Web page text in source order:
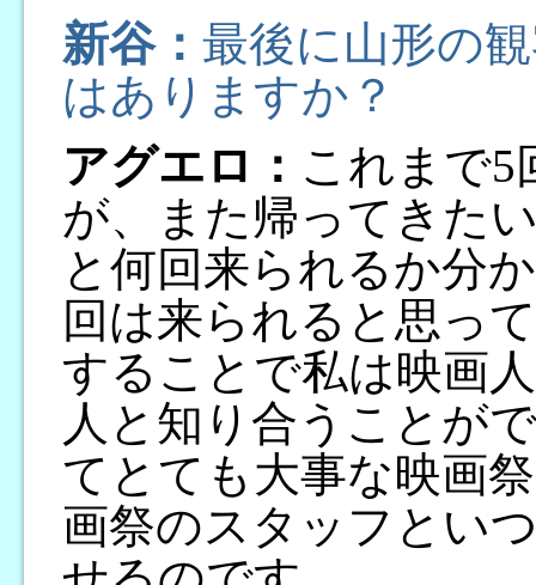
新谷： 最後に山形の
はありますか？
アグエロ： これまで5
が、また帰ってきた
と何回来られるか分
回は来られると思っ
することで私は映画
人と知り合うことが
てとても大事な映画
画祭のスタッフとい